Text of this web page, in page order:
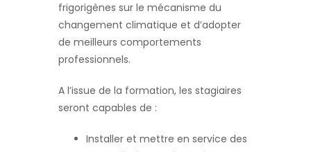
frigorigènes sur le mécanisme du
changement climatique et d’adopter
de meilleurs comportements
professionnels.
A l’issue de la formation, les stagiaires
seront capables de :
Installer et mettre en service des